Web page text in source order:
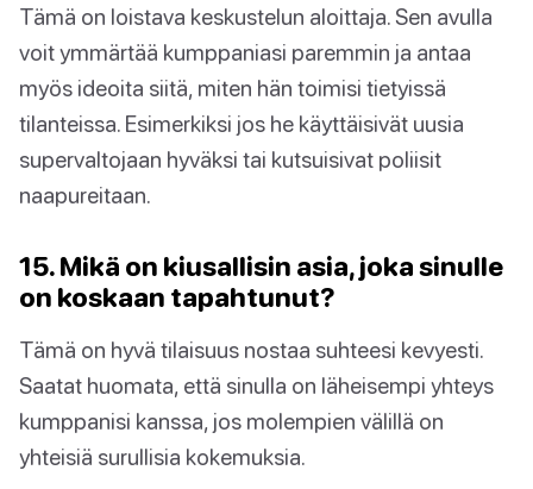
Tämä on loistava keskustelun aloittaja. Sen avulla
voit ymmärtää kumppaniasi paremmin ja antaa
myös ideoita siitä, miten hän toimisi tietyissä
tilanteissa. Esimerkiksi jos he käyttäisivät uusia
supervaltojaan hyväksi tai kutsuisivat poliisit
naapureitaan.
15. Mikä on kiusallisin asia, joka sinulle
on koskaan tapahtunut?
Tämä on hyvä tilaisuus nostaa suhteesi kevyesti.
Saatat huomata, että sinulla on läheisempi yhteys
kumppanisi kanssa, jos molempien välillä on
yhteisiä surullisia kokemuksia.